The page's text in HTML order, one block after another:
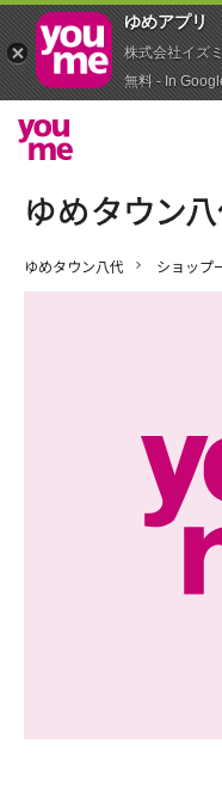
ゆめタウン八代 ショップ
ゆめアプ‪リ‬
株式会社イズ
無料 - In